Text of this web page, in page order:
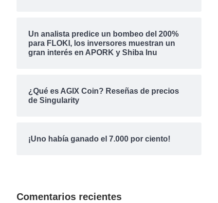
Un analista predice un bombeo del 200%
para FLOKI, los inversores muestran un
gran interés en APORK y Shiba Inu
¿Qué es AGIX Coin? Reseñas de precios
de Singularity
¡Uno había ganado el 7.000 por ciento!
Comentarios recientes